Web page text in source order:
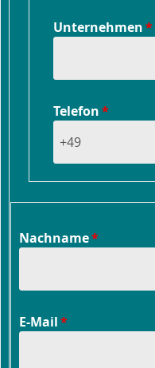
Unternehmen
Telefon
Nachname
E-Mail